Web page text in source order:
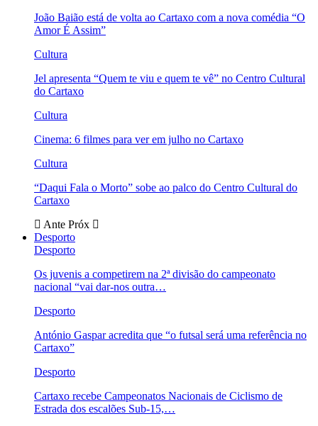
João Baião está de volta ao Cartaxo com a nova comédia “O
Amor É Assim”
Cultura
Jel apresenta “Quem te viu e quem te vê” no Centro Cultural
do Cartaxo
Cultura
Cinema: 6 filmes para ver em julho no Cartaxo
Cultura
“Daqui Fala o Morto” sobe ao palco do Centro Cultural do
Cartaxo
Ante Próx
Desporto
Desporto
Os juvenis a competirem na 2ª divisão do campeonato
nacional “vai dar-nos outra…
Desporto
António Gaspar acredita que “o futsal será uma referência no
Cartaxo”
Desporto
Cartaxo recebe Campeonatos Nacionais de Ciclismo de
Estrada dos escalões Sub-15,…